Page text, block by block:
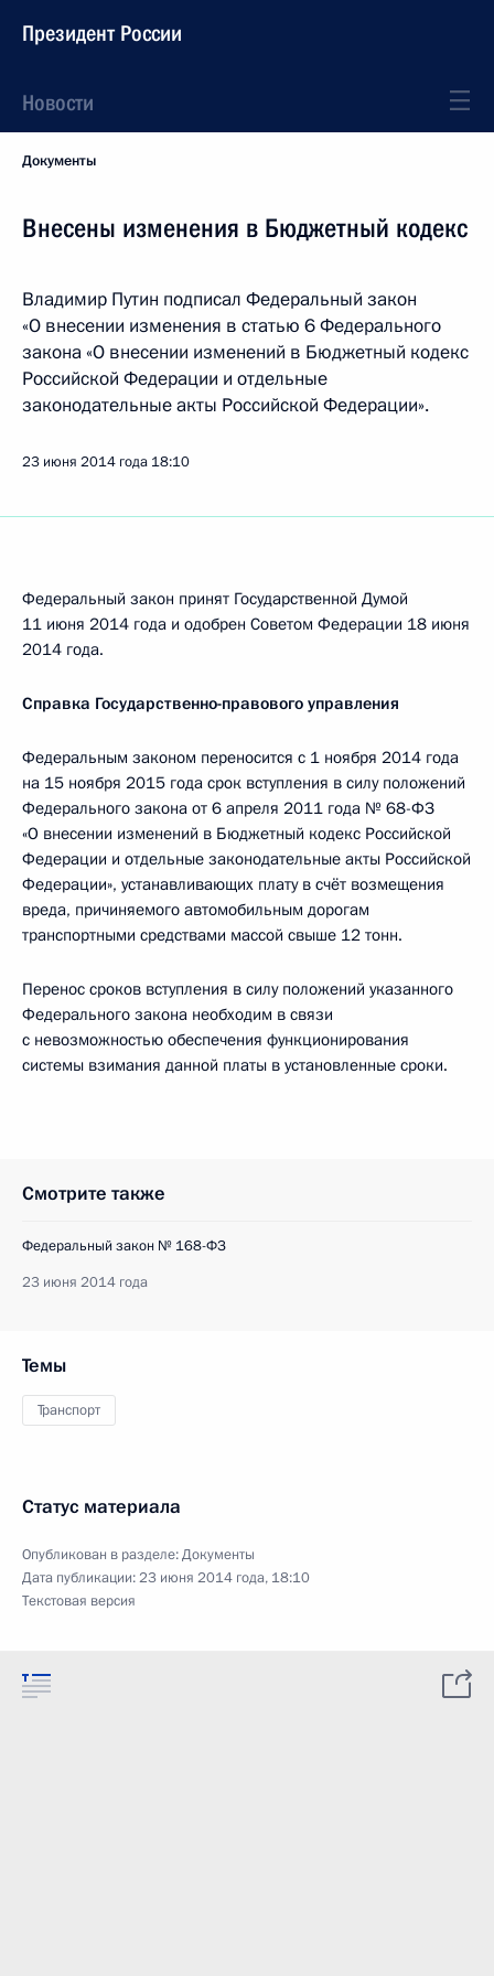
Президент России
Новости
Документы
Внесены изменения в Бюджетный кодекс
Владимир Путин подписал Федеральный закон
«О внесении изменения в статью 6 Федерального
закона «О внесении изменений в Бюджетный кодекс
Российской Федерации и отдельные
законодательные акты Российской Федерации».
23 июня 2014 года 18:10
Федеральный закон принят Государственной Думой
11 июня 2014 года и одобрен Советом Федерации 18 июня
2014 года.
Справка Государственно-правового управления
Федеральным законом переносится с 1 ноября 2014 года
на 15 ноября 2015 года срок вступления в силу положений
Федерального закона от 6 апреля 2011 года № 68-ФЗ
«О внесении изменений в Бюджетный кодекс Российской
Федерации и отдельные законодательные акты Российской
Федерации», устанавливающих плату в счёт возмещения
вреда, причиняемого автомобильным дорогам
транспортными средствами массой свыше 12 тонн.
Перенос сроков вступления в силу положений указанного
Федерального закона необходим в связи
с невозможностью обеспечения функционирования
системы взимания данной платы в установленные сроки.
Смотрите также
Федеральный закон № 168-ФЗ
23 июня 2014 года
Темы
Транспорт
Статус материала
Опубликован в разделе:Документы
Дата публикации:23 июня 2014 года, 18:10
Текстовая версия